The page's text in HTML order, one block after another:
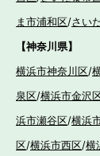
ま市浦和区/さい
【神奈川県】
横浜市神奈川区/
泉区/横浜市金沢
浜市瀬谷区/横浜
区/横浜市西区/横